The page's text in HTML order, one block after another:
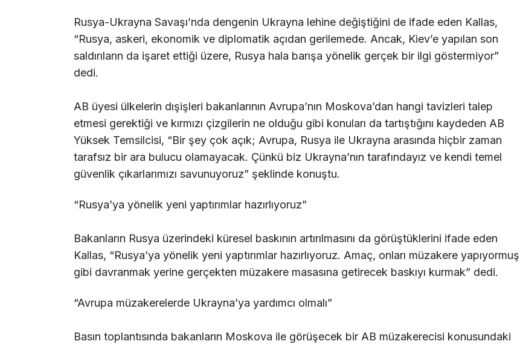
Rusya-Ukrayna Savaşı’nda dengenin Ukrayna lehine değiştiğini de ifade eden Kallas,
“Rusya, askeri, ekonomik ve diplomatik açıdan gerilemede. Ancak, Kiev’e yapılan son
saldırıların da işaret ettiği üzere, Rusya hala barışa yönelik gerçek bir ilgi göstermiyor”
dedi.
AB üyesi ülkelerin dışişleri bakanlarının Avrupa’nın Moskova’dan hangi tavizleri talep
etmesi gerektiği ve kırmızı çizgilerin ne olduğu gibi konuları da tartıştığını kaydeden AB
Yüksek Temsilcisi, “Bir şey çok açık; Avrupa, Rusya ile Ukrayna arasında hiçbir zaman
tarafsız bir ara bulucu olamayacak. Çünkü biz Ukrayna’nın tarafındayız ve kendi temel
güvenlik çıkarlarımızı savunuyoruz” şeklinde konuştu.
“Rusya’ya yönelik yeni yaptırımlar hazırlıyoruz”
Bakanların Rusya üzerindeki küresel baskının artırılmasını da görüştüklerini ifade eden
Kallas, “Rusya’ya yönelik yeni yaptırımlar hazırlıyoruz. Amaç, onları müzakere yapıyormuş
gibi davranmak yerine gerçekten müzakere masasına getirecek baskıyı kurmak” dedi.
“Avrupa müzakerelerde Ukrayna’ya yardımcı olmalı”
Basın toplantısında bakanların Moskova ile görüşecek bir AB müzakerecisi konusundaki